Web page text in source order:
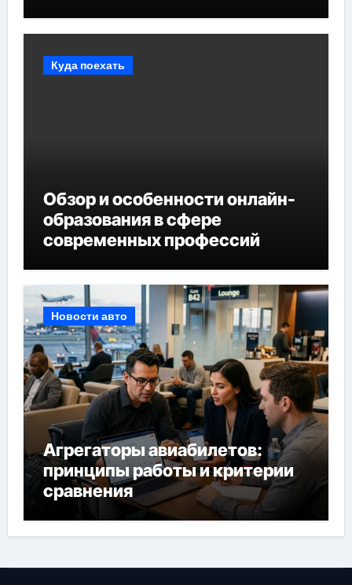
Куда поехать
Обзор и особенности онлайн-
образования в сфере
современных профессий
Новости авто
Агрегаторы авиабилетов:
принципы работы и критерии
сравнения